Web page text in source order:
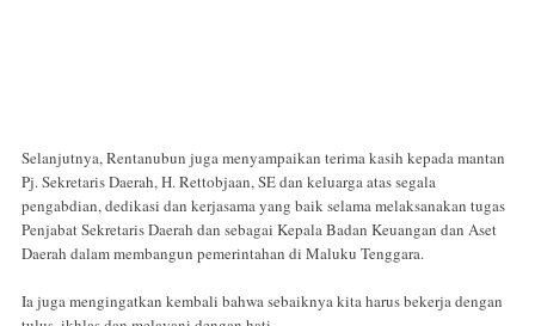
Selanjutnya, Rentanubun juga menyampaikan terima kasih kepada mantan
Pj. Sekretaris Daerah, H. Rettobjaan, SE dan keluarga atas segala
pengabdian, dedikasi dan kerjasama yang baik selama melaksanakan tugas
Penjabat Sekretaris Daerah dan sebagai Kepala Badan Keuangan dan Aset
Daerah dalam membangun pemerintahan di Maluku Tenggara.
Ia juga mengingatkan kembali bahwa sebaiknya kita harus bekerja dengan